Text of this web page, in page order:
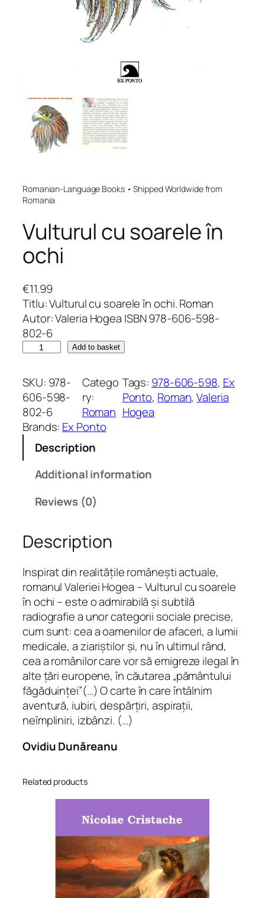
Romanian-Language Books • Shipped Worldwide from
Romania
Vulturul cu soarele în
ochi
€11.99
Titlu: Vulturul cu soarele în ochi. Roman
Autor: Valeria Hogea ISBN 978-606-598-
802-6
l
t
u
r
u
r
l
e
î
n
o
c
h
i
q
u
a
t
t
Add to basket
SKU: 978-
606-598-
802-6
Catego
ry:
Roman
Tags: 978-606-598, Ex
Ponto, Roman, Valeria
Hogea
Brands: Ex Ponto
Description
Additional information
Reviews (0)
Description
Inspirat din realitățile românești actuale,
romanul Valeriei Hogea –Vulturul cu soarele
în ochi – este o admirabilă și subtilă
radiografie a unor categorii sociale precise,
cum sunt: cea a oamenilor de afaceri, a lumii
medicale, a ziariștilor și, nu în ultimul rând,
cea a românilor care vor să emigreze ilegal în
alte țări europene, în căutarea „pământului
făgăduinței”(…) O carte în care întâlnim
aventură, iubiri, despărțiri, aspirații,
neîmpliniri, izbânzi. (…)
Ovidiu Dunăreanu
Related products